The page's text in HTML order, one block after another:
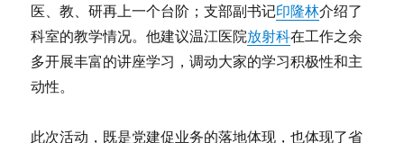
医、教、研再上一个台阶；支部副书记印隆林介绍了
科室的教学情况。他建议温江医院放射科在工作之余
多开展丰富的讲座学习，调动大家的学习积极性和主
动性。
此次活动，既是党建促业务的落地体现，也体现了省